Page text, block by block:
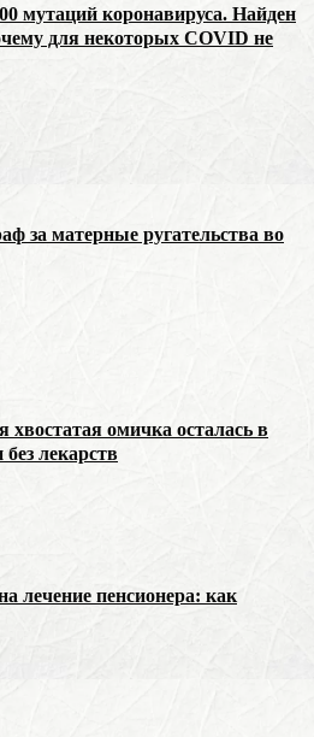
мутаций коронавируса. Найден
для некоторых COVID не
за матерные ругательства во
омичка осталась в
лекарств
лечение пенсионера: как